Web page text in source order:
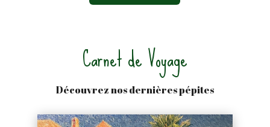
Carnet de Voyage
Découvrez nos dernières pépites